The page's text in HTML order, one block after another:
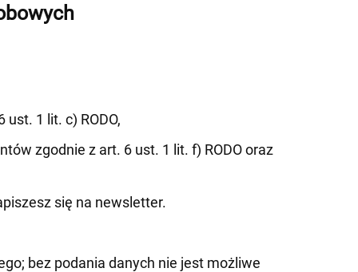
1 lit. c) RODO,
zgodnie z art. 6 ust. 1 lit. f) RODO oraz
się na newsletter.
bez podania danych nie jest możliwe